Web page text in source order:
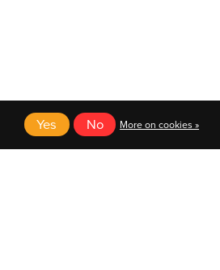
Yes No More on cookies »